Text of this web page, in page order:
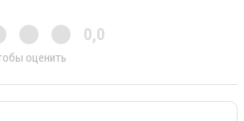
0,0
оценить